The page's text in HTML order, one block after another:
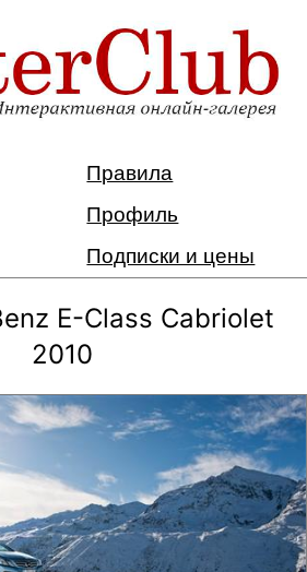
Правила
Профиль
Подписки и цены
E-Class Cabriolet
2010